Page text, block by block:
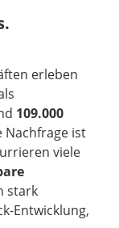
erleben
109.000
Nachfrage ist
viele
stark
Entwicklung,